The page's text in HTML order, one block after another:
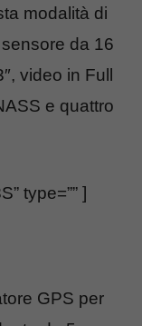
modalità di
da 16
video in Full
e quattro
type=”” ]
GPS per